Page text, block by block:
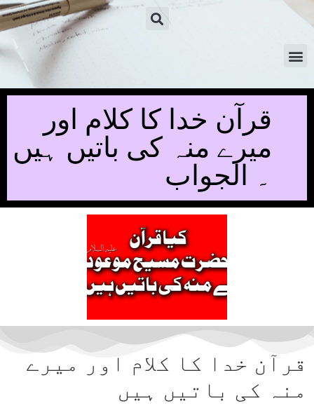
قرآن خدا کا کلام اور
میرے منہ کی باتیں ہیں
۔ الجواب
قرآن خدا کا کلام اور میرے
منہ کی باتیں ہیں